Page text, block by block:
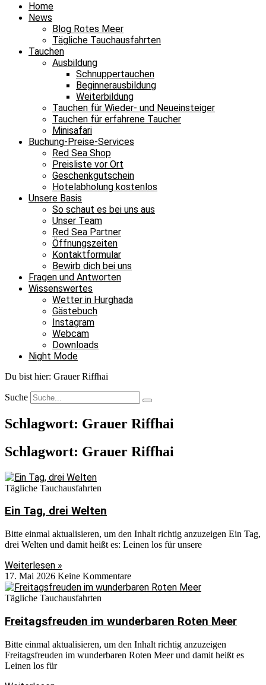
Home
News
Blog Rotes Meer
Tägliche Tauchausfahrten
Tauchen
Ausbildung
Schnuppertauchen
Beginnerausbildung
Weiterbildung
Tauchen für Wieder- und Neueinsteiger
Tauchen für erfahrene Taucher
Minisafari
Buchung-Preise-Services
Red Sea Shop
Preisliste vor Ort
Geschenkgutschein
Hotelabholung kostenlos
Unsere Basis
So schaut es bei uns aus
Unser Team
Red Sea Partner
Öffnungszeiten
Kontaktformular
Bewirb dich bei uns
Fragen und Antworten
Wissenswertes
Wetter in Hurghada
Gästebuch
Instagram
Webcam
Downloads
Night Mode
Du bist hier: Grauer Riffhai
Suche
Schlagwort: Grauer Riffhai
Schlagwort: Grauer Riffhai
Tägliche Tauchausfahrten
Ein Tag, drei Welten
Bitte einmal aktualisieren, um den Inhalt richtig anzuzeigen Ein Tag,
drei Welten und damit heißt es: Leinen los für unsere
Weiterlesen »
17. Mai 2026 Keine Kommentare
Tägliche Tauchausfahrten
Freitagsfreuden im wunderbaren Roten Meer
Bitte einmal aktualisieren, um den Inhalt richtig anzuzeigen
Freitagsfreuden im wunderbaren Roten Meer und damit heißt es
Leinen los für